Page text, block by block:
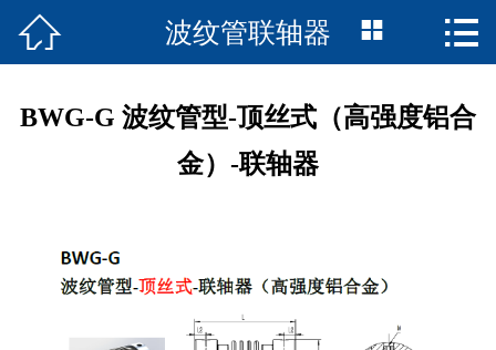
 首页
 波纹管联轴器  
BWG-G 波纹管型-顶丝式（高强度铝合
金）-联轴器